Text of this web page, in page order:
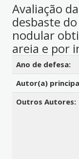
Avaliação
desbaste
nodular
areia e por
Detalhes
Ano de defesa:
Autor(a)
Outros Autores: